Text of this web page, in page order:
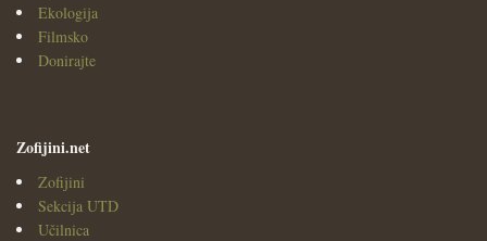
Ekologija
Filmsko
Donirajte
Zofijini.net
Zofijini
Sekcija UTD
Učilnica